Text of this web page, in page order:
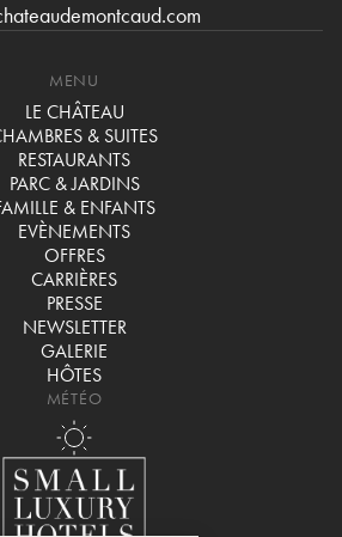
MENU
LE CHÂTEAU
& SUITES
RESTAURANTS
PARC & JARDINS
& ENFANTS
EVÈNEMENTS
OFFRES
CARRIÈRES
PRESSE
NEWSLETTER
GALERIE
HÔTES
MÉTÉO